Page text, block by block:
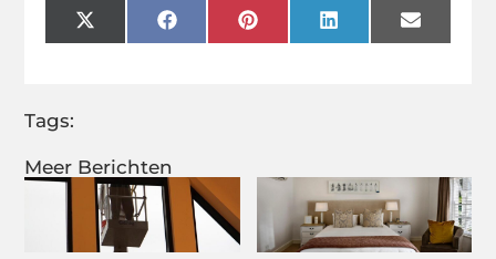
Meer Berichten
X
(Twitter)
FacebookPinterestLinkedInEmail
Tags: